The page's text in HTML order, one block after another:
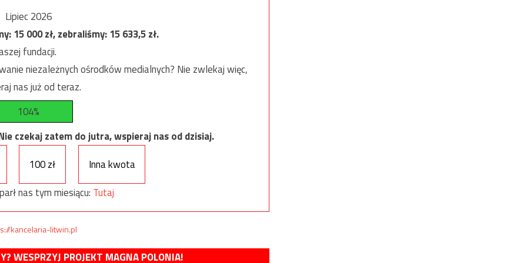
Lipiec 2026
15 000zł, zebraliśmy:15 633,5zł.
fundacji.
niezależnych ośrodków medialnych? Nie zwlekaj więc,
nas już od teraz.
104%
czekaj zatem do jutra, wspieraj nas od dzisiaj.
100 zł
Inna kwota
nas tym miesiącu: Tutaj
kancelaria-litwin.pl
WESPRZYJ PROJEKT MAGNA POLONIA!